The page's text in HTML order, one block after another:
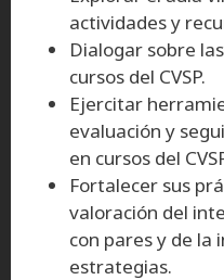
actividades y
Dialogar sobre
cursos del CVSP.
Ejercitar
evaluación y
en cursos del
Fortalecer sus
valoración del
con pares y de la
estrategias.